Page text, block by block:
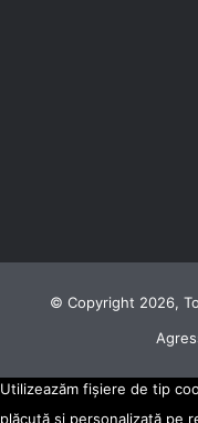
© Copyright 2026,
Utilizeazăm fișiere de tip
plăcută și personalizată pe